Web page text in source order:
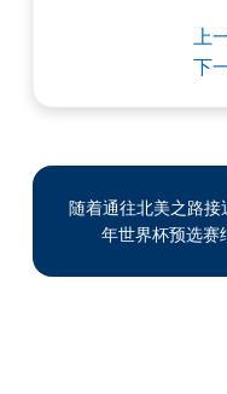
上
下
随着通往北美之路
年世界杯预选赛